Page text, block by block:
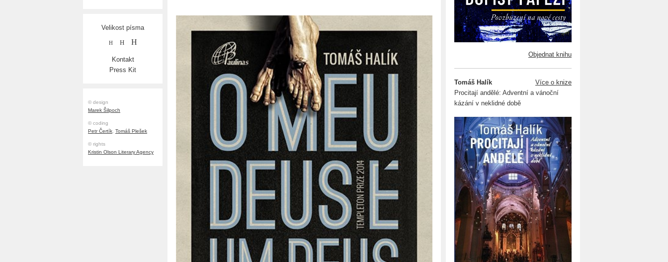
Velikost písma
H H H
Kontakt
Press Kit
© design
Marek Šilpoch
© coding
Petr Čertík, Tomáš Plešek
© rights
Kristin Olson Literary Agency
Objednat knihu
Tomáš Halík
Více o knize
Procitají andělé: Adventní a vánoční
kázání v neklidné době